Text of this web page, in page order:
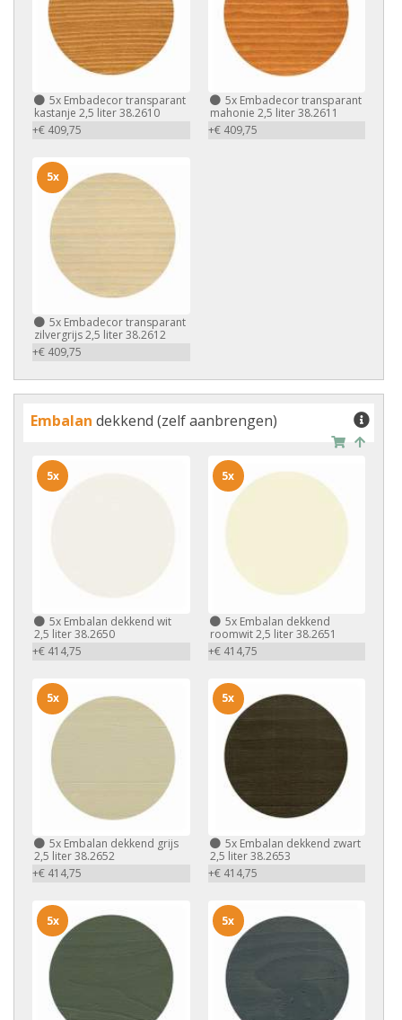
5x Embadecor transparant
kastanje 2,5 liter 38.2610
+€ 409,75
5xEmbadecor transparant
mahonie 2,5 liter 38.2611
+€ 409,75
5x Embadecor transparant
zilvergrijs 2,5 liter 38.2612
+€ 409,75
5x
Embalan dekkend (zelf aanbrengen)
5x Embalan dekkend wit
2,5 liter 38.2650
+€ 414,75
5x
5xEmbalan dekkend
roomwit 2,5 liter 38.2651
+€ 414,75
5x
5x Embalan dekkend grijs
2,5 liter 38.2652
+€ 414,75
5x
5xEmbalan dekkend zwart
2,5 liter 38.2653
+€ 414,75
5x
5x 5x